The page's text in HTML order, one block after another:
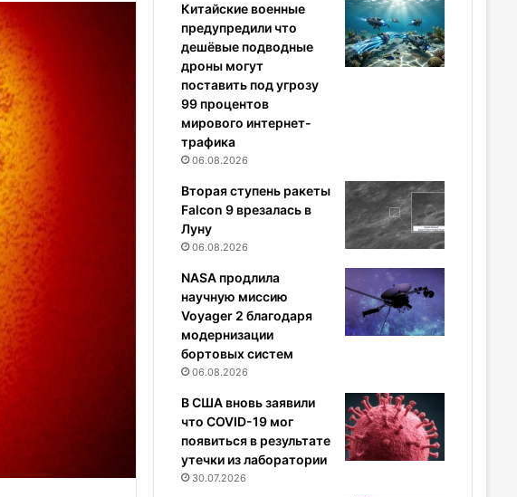
Китайские военные
предупредили что
дешёвые подводные
дроны могут
поставить под угрозу
99 процентов
мирового интернет-
трафика
06.08.2026
Вторая ступень ракеты
Falcon 9 врезалась в
Луну
06.08.2026
NASA продлила
научную миссию
Voyager 2 благодаря
модернизации
бортовых систем
06.08.2026
В США вновь заявили
что COVID-19 мог
появиться в результате
утечки из лаборатории
30.07.2026